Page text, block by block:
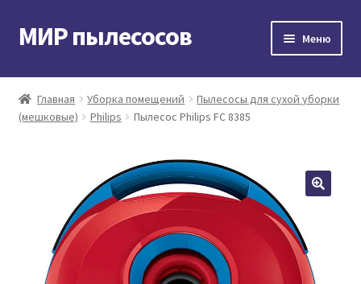
Перейти
к
Перейти
к
МИР пылесосов Меню
Главная
Мой аккаунт
Контакты
Корзина
Главная Уборка помещений
Пылесосы для сухой уборки
(мешковые)
Philips Пылесос Philips FC 8385